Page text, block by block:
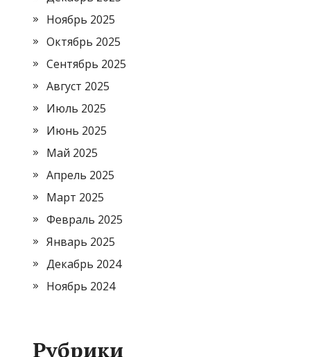
Ноябрь 2025
Октябрь 2025
Сентябрь 2025
Август 2025
Июль 2025
Июнь 2025
Май 2025
Апрель 2025
Март 2025
Февраль 2025
Январь 2025
Декабрь 2024
Ноябрь 2024
Рубрики